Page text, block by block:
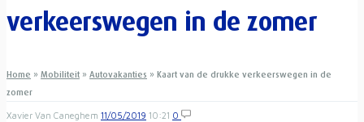
verkeerswegen in de zomer
Home » Mobiliteit » Autovakanties » Kaart van de drukke verkeerswegen in de
zomer
Xavier Van Caneghem 11/05/2019 10:21 0